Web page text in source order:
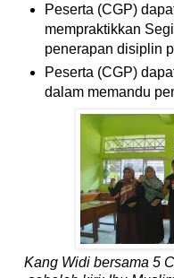
Peserta (CGP)
mempraktikkan
penerapan disiplin
Peserta (CGP)
dalam memandu
Kang Widi bersama 5